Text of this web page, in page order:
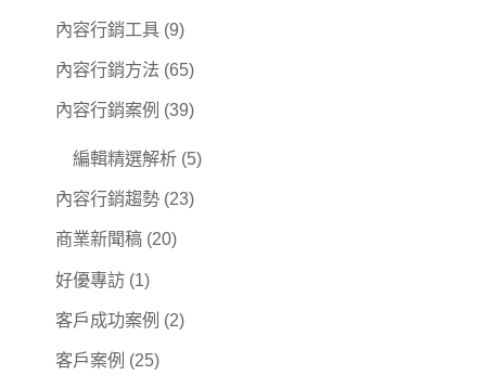
內容行銷工具 (9)
內容行銷方法 (65)
內容行銷案例 (39)
編輯精選解析 (5)
內容行銷趨勢 (23)
商業新聞稿 (20)
好優專訪 (1)
客戶成功案例 (2)
客戶案例 (25)